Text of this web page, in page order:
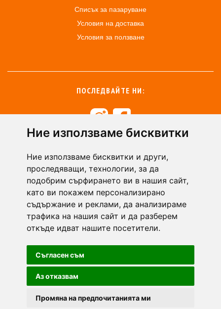
Ние използваме бисквитки
Ние използваме бисквитки и други,
проследяващи, технологии, за да
подобрим сърфирането ви в нашия сайт,
като ви покажем персонализирано
съдържание и реклами, да анализираме
трафика на нашия сайт и да разберем
откъде идват нашите посетители.
Съгласен съм
Аз отказвам
Промяна на предпочитанията ми
Списък за пазаруване
Условия на доставка
Условия за ползване
ПОСЛЕДВАЙТЕ НИ:
+359 894 49 0144
support@zasiti.bg
Zasiti.bg - всички права запазени.